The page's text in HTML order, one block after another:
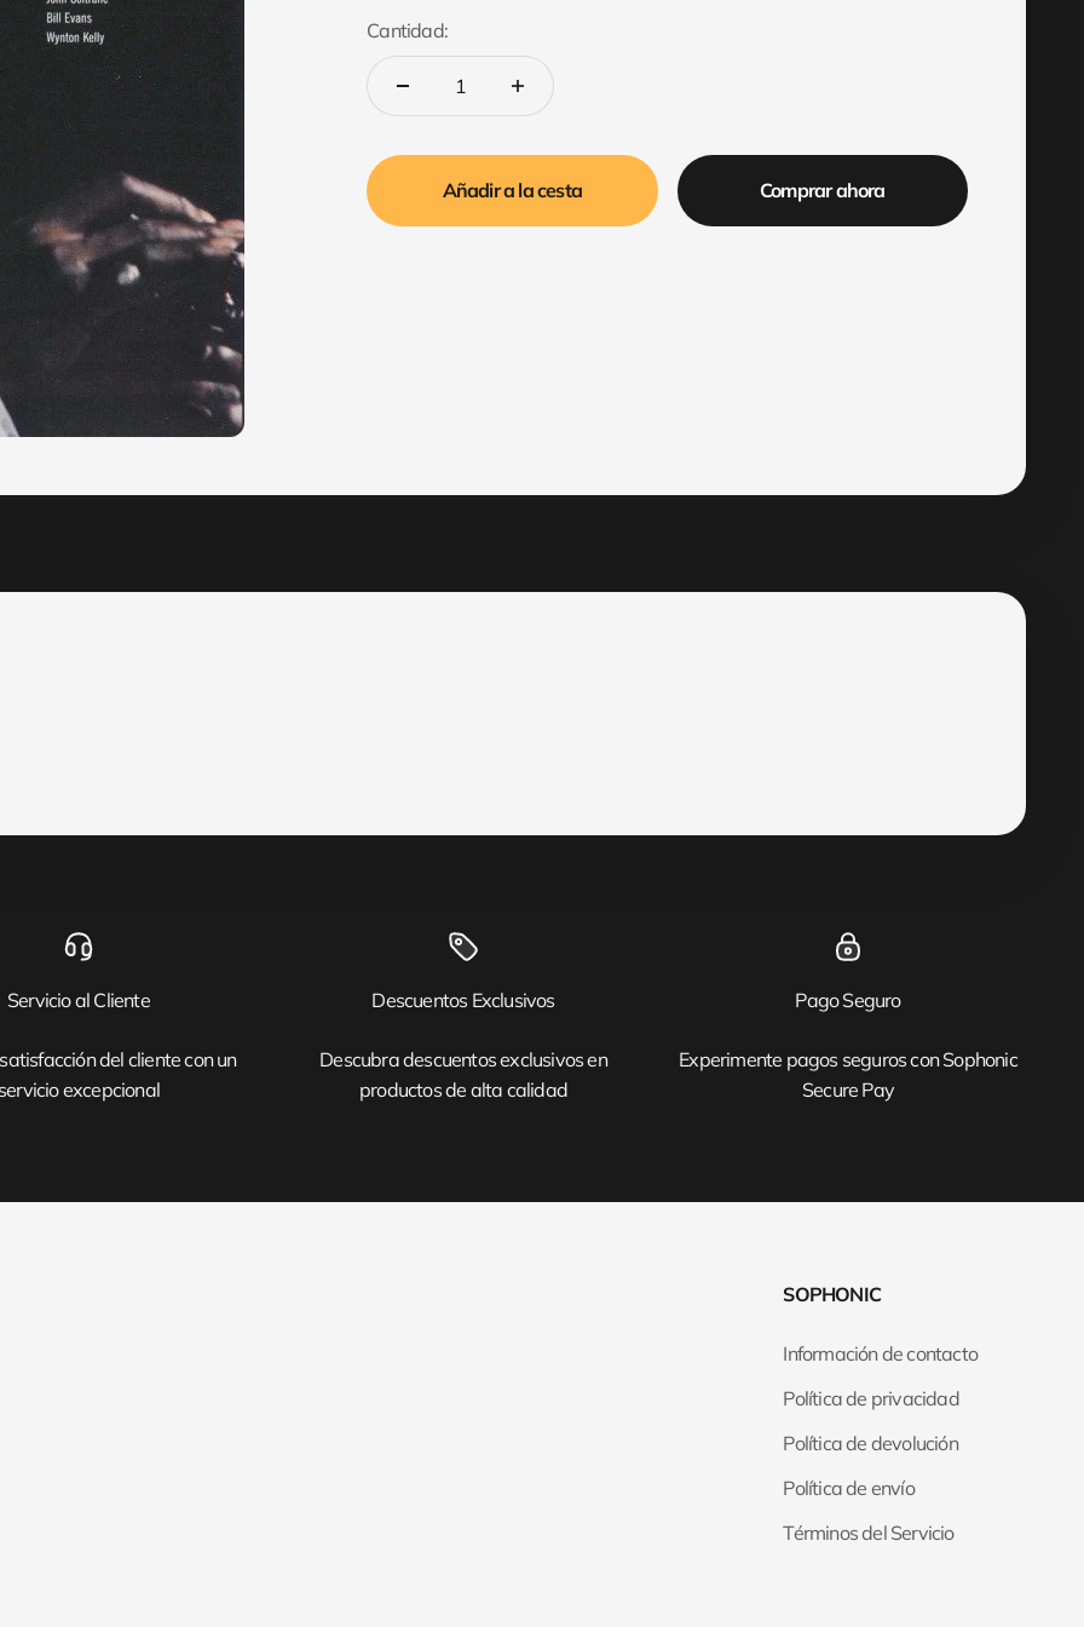
Cantidad:
Añadir a la cesta Comprar ahora
Servicio al Cliente
del cliente con un
excepcional
Descuentos Exclusivos
Descubra descuentos exclusivos en
productos de alta calidad
Pago Seguro
Experimente pagos seguros con Sophonic
Secure Pay
SOPHONIC
Información de contacto
Política de privacidad
Política de devolución
Política de envío
Términos del Servicio